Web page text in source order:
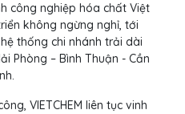
công nghiệp hóa chất Việt
không ngừng nghỉ, tới
thống chi nhánh trải dài
Phòng – Bình Thuận - Cần
VIETCHEM liên tục vinh